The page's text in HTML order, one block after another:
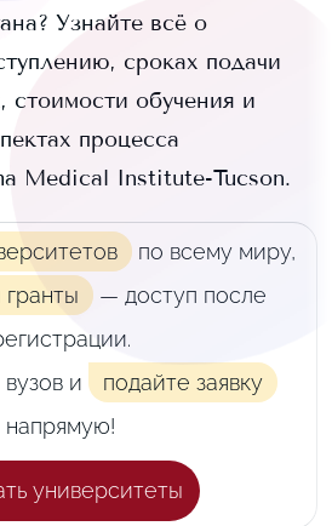
Узнайте всё о
сроках подачи
стоимости обучения и
процесса
Medical Institute-Tucson.
по всему миру,
— доступ после
и
подайте заявку
напрямую!
университеты